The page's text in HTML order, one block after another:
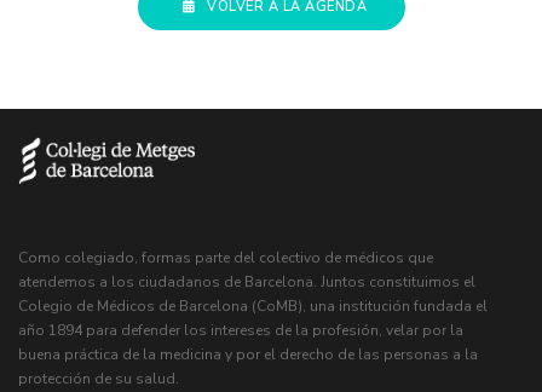
VOLVER A LA AGENDA
Como colegiado, formas parte del colectivo de médicos que
atendemos a los ciudadanos de Barcelona. Juntos constituimos el
Colegio de Médicos de Barcelona (CoMB), una institución fundada el
año 1894 para defender los intereses de la profesión, velar por la
buena práctica de la medicina y por el derecho de las personas a la
protección de su salud.